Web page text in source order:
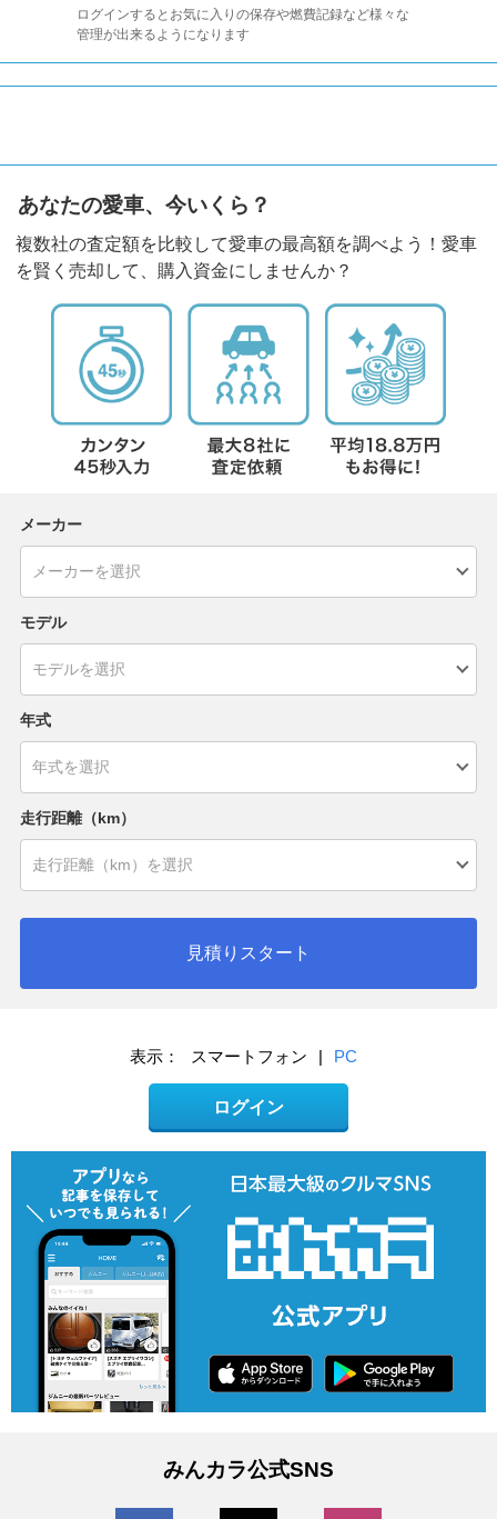
ログインするとお気に入りの保存や燃費記録など様々な
管理が出来るようになります
あなたの愛車、今いくら？
複数社の査定額を比較して愛車の最高額を調べよう！愛車
を賢く売却して、購入資金にしませんか？
メーカー
モデル
年式
走行距離（km）
見積りスタート
表示： スマートフォン | PC
ログイン
みんカラ公式SNS